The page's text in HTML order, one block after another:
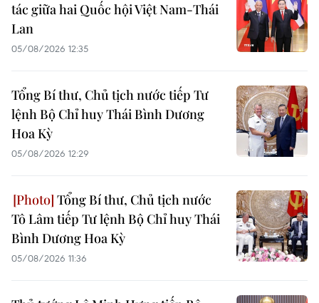
tác giữa hai Quốc hội Việt Nam-Thái
Lan
05/08/2026 12:35
Tổng Bí thư, Chủ tịch nước tiếp Tư
lệnh Bộ Chỉ huy Thái Bình Dương
Hoa Kỳ
05/08/2026 12:29
Tổng Bí thư, Chủ tịch nước
Tô Lâm tiếp Tư lệnh Bộ Chỉ huy Thái
Bình Dương Hoa Kỳ
05/08/2026 11:36